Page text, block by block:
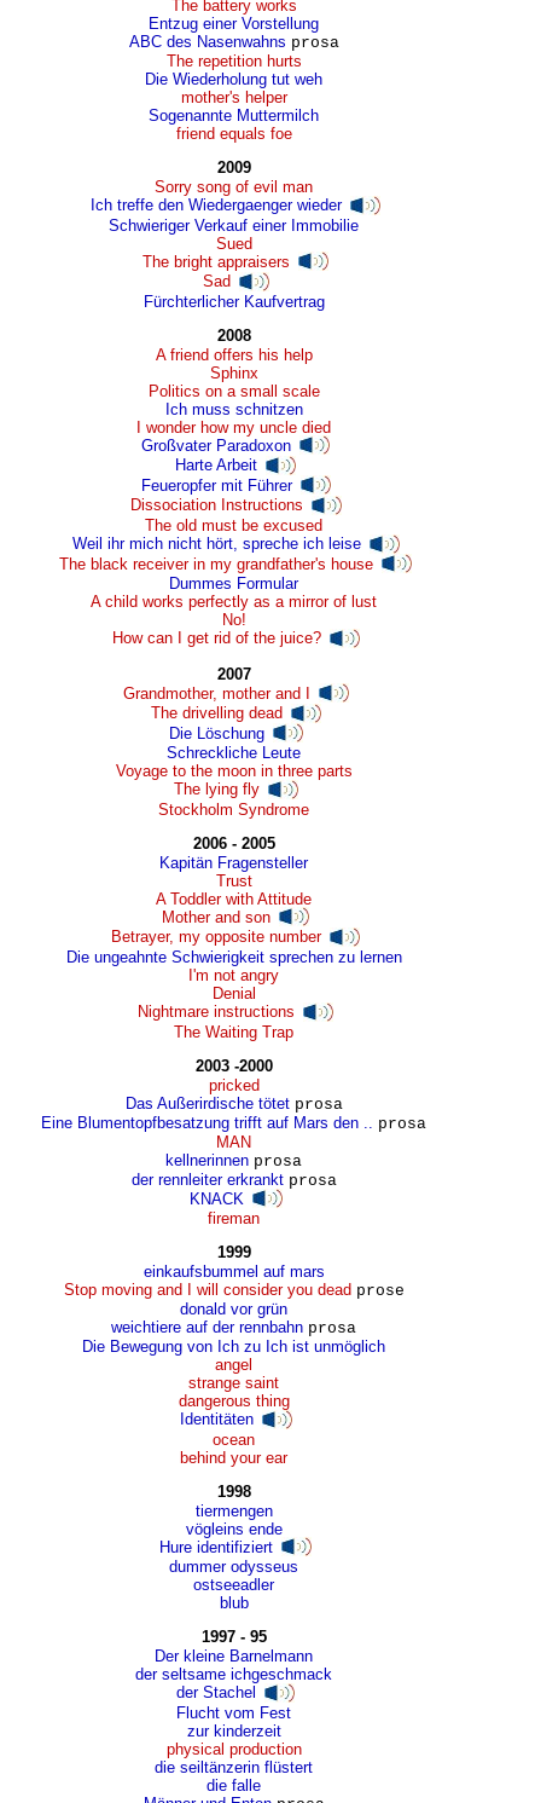
The battery works
Entzug einer Vorstellung
ABC des Nasenwahns prosa
The repetition hurts
Die Wiederholung tut weh
mother's helper
Sogenannte Muttermilch
friend equals foe
2009
Sorry song of evil man
Ich treffe den Wiedergaenger wieder
Schwieriger Verkauf einer Immobilie
Sued
The bright appraisers
Sad
Fürchterlicher Kaufvertrag
2008
A friend offers his help
Sphinx
Politics on a small scale
Ich muss schnitzen
I wonder how my uncle died
Großvater Paradoxon
Harte Arbeit
Feueropfer mit Führer
Dissociation Instructions
The old must be excused
Weil ihr mich nicht hört, spreche ich leise
The black receiver in my grandfather's house
Dummes Formular
A child works perfectly as a mirror of lust
No!
How can I get rid of the juice?
2007
Grandmother, mother and I
The drivelling dead
Die Löschung
Schreckliche Leute
Voyage to the moon in three parts
The lying fly
Stockholm Syndrome
2006 - 2005
Kapitän Fragensteller
Trust
A Toddler with Attitude
Mother and son
Betrayer, my opposite number
Die ungeahnte Schwierigkeit sprechen zu lernen
I'm not angry
Denial
Nightmare instructions
The Waiting Trap
2003 -2000
pricked
Das Außerirdische tötet prosa
Eine Blumentopfbesatzung trifft auf Mars den ..
prosa
MAN
kellnerinnen prosa
der rennleiter erkrankt prosa
KNACK
fireman
1999
einkaufsbummel auf mars
Stop moving and I will consider you dead prose
donald vor grün
weichtiere auf der rennbahn prosa
Die Bewegung von Ich zu Ich ist unmöglich
angel
strange saint
dangerous thing
Identitäten
ocean
behind your ear
1998
tiermengen
vögleins ende
Hure identifiziert
dummer odysseus
ostseeadler
blub
1997 - 95
Der kleine Barnelmann
der seltsame ichgeschmack
der Stachel
Flucht vom Fest
zur kinderzeit
physical production
die seiltänzerin flüstert
die falle